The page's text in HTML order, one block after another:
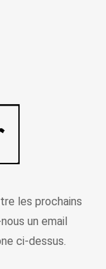
les prochains
un email
ci-dessus.